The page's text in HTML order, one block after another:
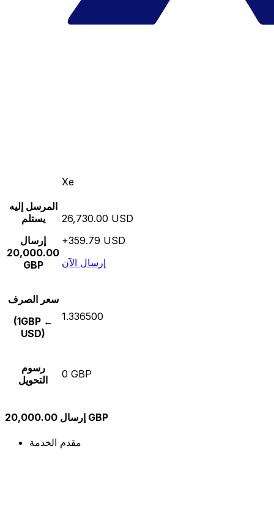
Xe
المرسل إليه
يستلم
إرسال
20,000.00
GBP
26,730.00 USD
+359.79 USD
إرسال الآن
سعر الصرف
(1GBP ←
USD)
1.336500
رسوم
التحويل
0 GBP
إرسال 20,000.00 GBP
مقدم الخدمة